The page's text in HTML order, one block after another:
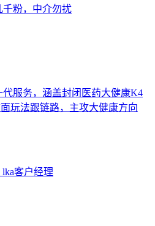
粉，中介勿扰
服务，涵盖封闭医药大健康K4
玩法跟链路，主攻大健康方向
lka客户经理